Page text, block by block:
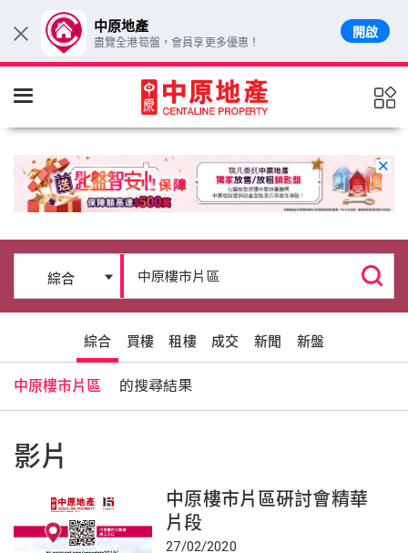
跳至主要內容
綜合 買樓 租樓 成交 新聞 新盤
中原樓市片區 的搜尋結果
影片
中原樓市片區硏討會精華
片段
27/02/2020
× 中原地產
盡覽全港筍盤，會員享更多優惠！
開啟